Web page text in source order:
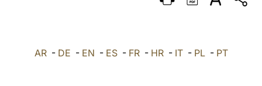
DEUTSCH
العربيّة AR- DE - EN - ES- FR- HR- IT- PL- PT